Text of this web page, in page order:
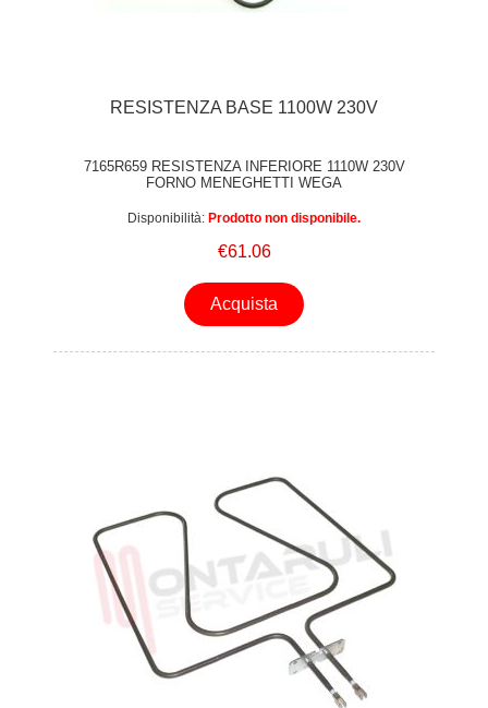
RESISTENZA BASE 1100W 230V
7165R659 RESISTENZA INFERIORE 1110W 230V
FORNO MENEGHETTI WEGA
Disponibilità: Prodotto non disponibile.
€61.06
Acquista